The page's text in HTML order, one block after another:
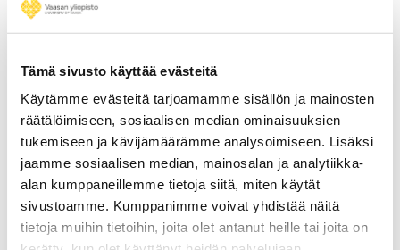
Tämä sivusto käyttää evästeitä
Käytämme evästeitä tarjoamamme sisällön ja mainosten
räätälöimiseen, sosiaalisen median ominaisuuksien
tukemiseen ja kävijämäärämme analysoimiseen. Lisäksi
jaamme sosiaalisen median, mainosalan ja analytiikka-
alan kumppaneillemme tietoja siitä, miten käytät
sivustoamme. Kumppanimme voivat yhdistää näitä
tietoja muihin tietoihin, joita olet antanut heille tai joita on
Tulevaisuuden
haasteet ja
mahdollisuudet
Martikainen muistuttaa, että
ilmastonmuutoksen vaikutukset ulottuvat
pitkälle yhteiskunnan eri osa-alueille.